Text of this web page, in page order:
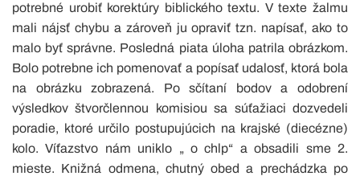
potrebné urobiť korektúry biblického textu. V texte žalmu
mali nájsť chybu a zároveň ju opraviť tzn. napísať, ako to
malo byť správne. Posledná piata úloha patrila obrázkom.
Bolo potrebne ich pomenovať a popísať udalosť, ktorá bola
na obrázku zobrazená. Po sčítaní bodov a odobrení
výsledkov štvorčlennou komisiou sa súťažiaci dozvedeli
poradie, ktoré určilo postupujúcich na krajské (diecézne)
kolo. Víťazstvo nám uniklo „ o chlp“ a obsadili sme 2.
mieste. Knižná odmena, chutný obed a prechádzka po